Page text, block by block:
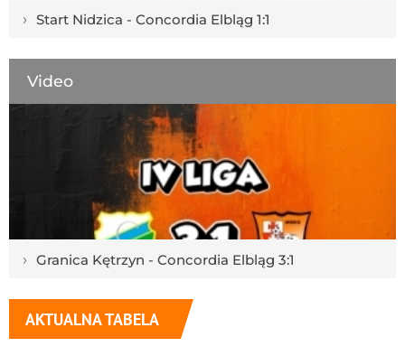
› Start Nidzica - Concordia Elbląg 1:1
Video
› Granica Kętrzyn - Concordia Elbląg 3:1
AKTUALNA TABELA